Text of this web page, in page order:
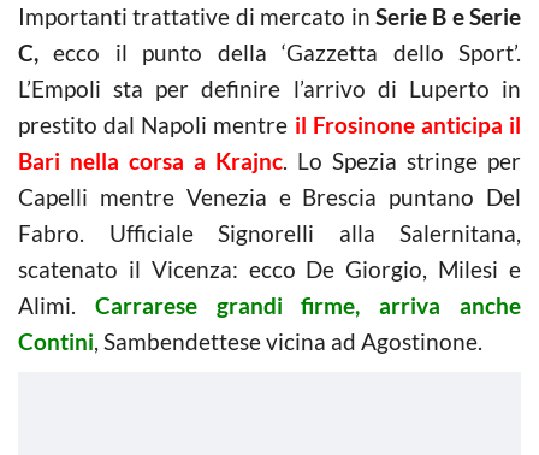
Importanti trattative di mercato in Serie B e Serie
C, ecco il punto della ‘Gazzetta dello Sport’.
L’Empoli sta per definire l’arrivo di Luperto in
prestito dal Napoli mentre il Frosinone anticipa il
Bari nella corsa a Krajnc. Lo Spezia stringe per
Capelli mentre Venezia e Brescia puntano Del
Fabro. Ufficiale Signorelli alla Salernitana,
scatenato il Vicenza: ecco De Giorgio, Milesi e
Alimi. Carrarese grandi firme, arriva anche
Contini, Sambendettese vicina ad Agostinone.